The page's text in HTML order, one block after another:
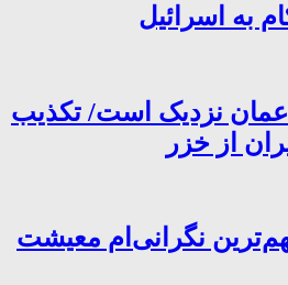
به اسرائیل
عمان نزدیک است/ تکذیب
نگرانی‌ام معیشت